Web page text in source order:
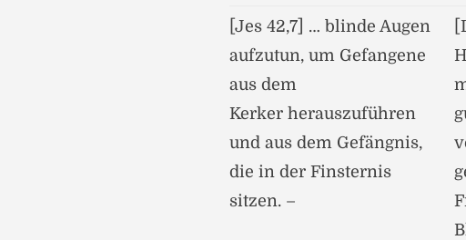
[Jes 42,7] … blinde Augen
aufzutun, um Gefangene
aus dem
Kerker herauszuführen
und aus dem Gefängnis,
die in der Finsternis
sitzen. –